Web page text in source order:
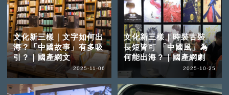
文化新三樣｜文字如何出
海？「中國故事」有多吸
引？｜國產網文
2025-11-06
文化新三樣｜時裝古裝
長短皆可 「中國風」為
何能出海？｜國產網劇
2025-10-25